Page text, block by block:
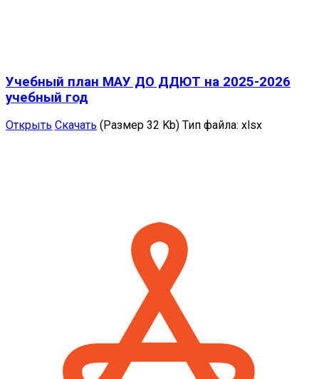
Учебный план МАУ ДО ДДЮТ на 2025-2026
учебный год
Открыть Скачать (Размер 32 Kb) Тип файла: xlsx